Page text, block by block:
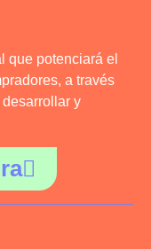
que potenciará el
a través
y